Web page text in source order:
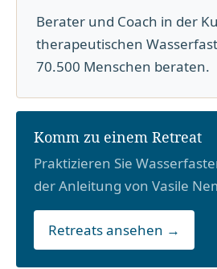
Berater und Coach in der
therapeutischen
70.500 Menschen beraten.
Komm zu einem Retreat
Praktizieren Sie
der Anleitung von Vasile
Retreats ansehen →